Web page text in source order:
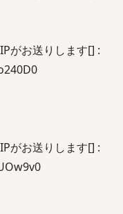
がお送りします[] :
がお送りします[] :